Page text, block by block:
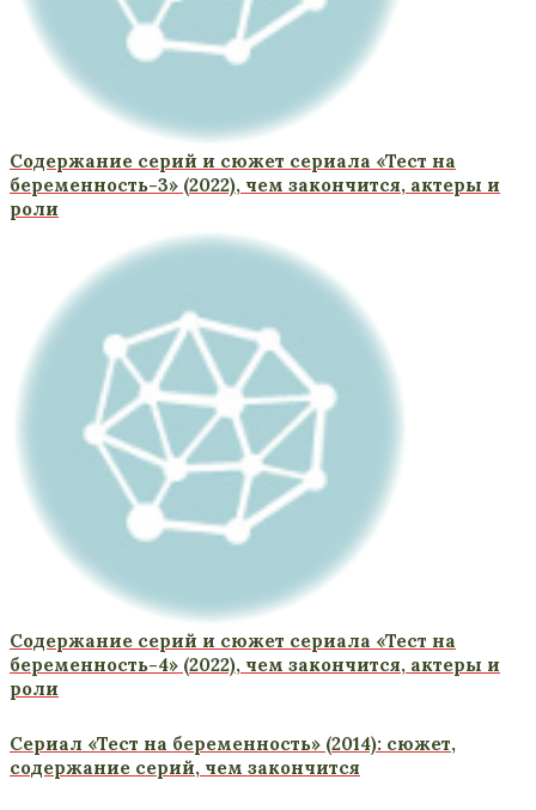
Содержание серий и сюжет сериала «Тест на
беременность-3» (2022), чем закончится, актеры и
роли
Содержание серий и сюжет сериала «Тест на
беременность-4» (2022), чем закончится, актеры и
роли
Сериал «Тест на беременность» (2014): сюжет,
содержание серий, чем закончится